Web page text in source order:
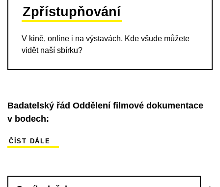
Zpřístupňování
V kině, online i na výstavách. Kde všude můžete
vidět naší sbírku?
Badatelský řád Oddělení filmové dokumentace
v bodech:
ČÍST DÁLE